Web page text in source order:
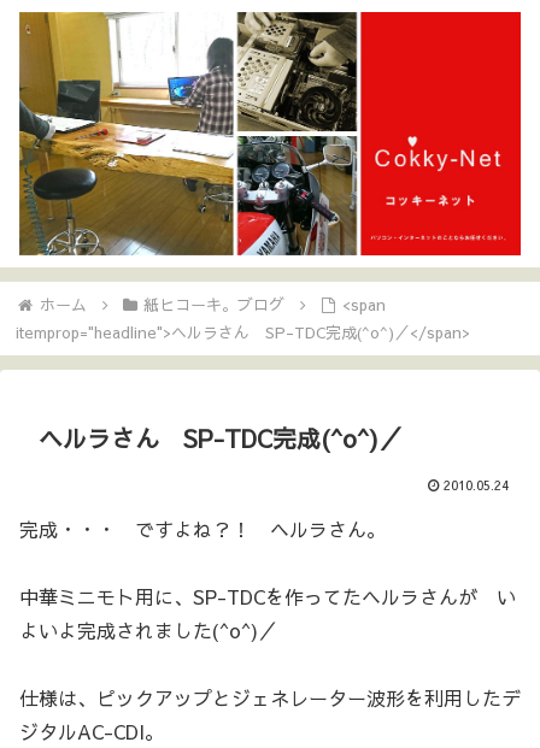
ホーム 紙ヒコーキ。ブログ
<span
itemprop="headline">ヘルラさん SP-TDC完成(^o^)／</span>
ヘルラさん SP-TDC完成(^o^)／
2010.05.24
完成・・・ ですよね？！ ヘルラさん。
中華ミニモト用に、SP-TDCを作ってたヘルラさんが い
よいよ完成されました(^o^)／
仕様は、ピックアップとジェネレーター波形を利用したデ
ジタルAC-CDI。